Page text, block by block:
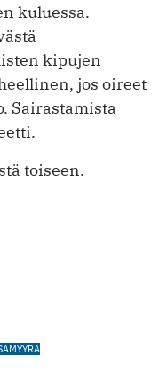
kuluessa.
kipujen
jos oireet
Sairastamista
toiseen.